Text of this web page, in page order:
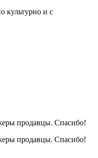
культурно и с
продавцы. Спасибо!
продавцы. Спасибо!